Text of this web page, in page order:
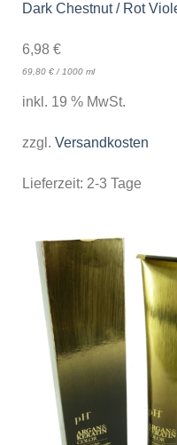
Dark Chestnut / Rot
6,98 €
69,80 €/1000 ml
inkl. 19 % MwSt.
zzgl. Versandkosten
Lieferzeit: 2-3 Tage